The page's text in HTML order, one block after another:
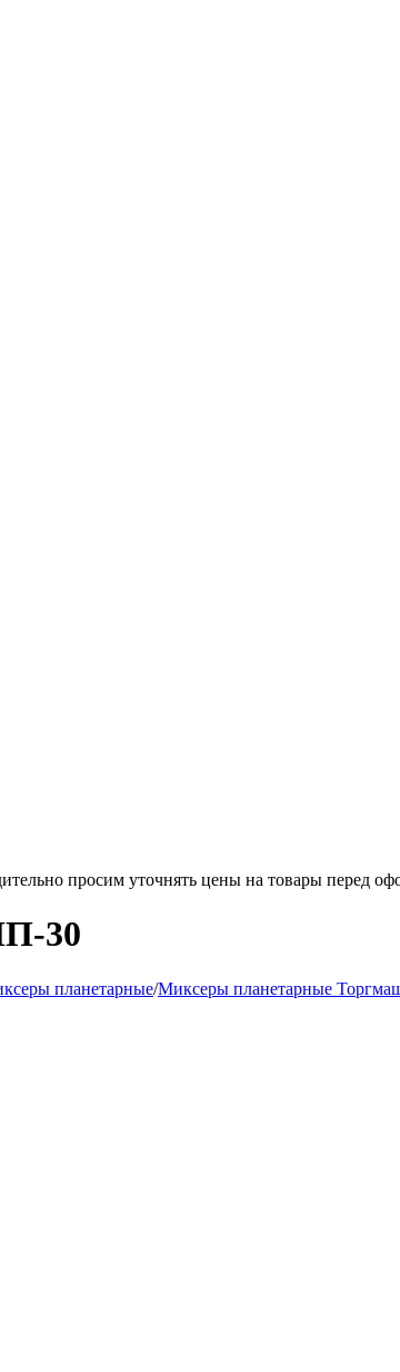
просим уточнять цены на товары перед
30
планетарные/Миксеры планетарные